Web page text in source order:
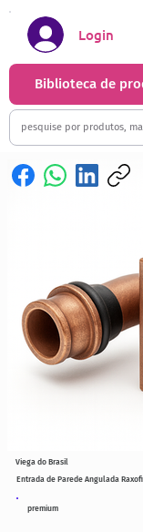
Biblioteca de
Login
premium
Entrada de Parede Angulada
Viega do Brasil